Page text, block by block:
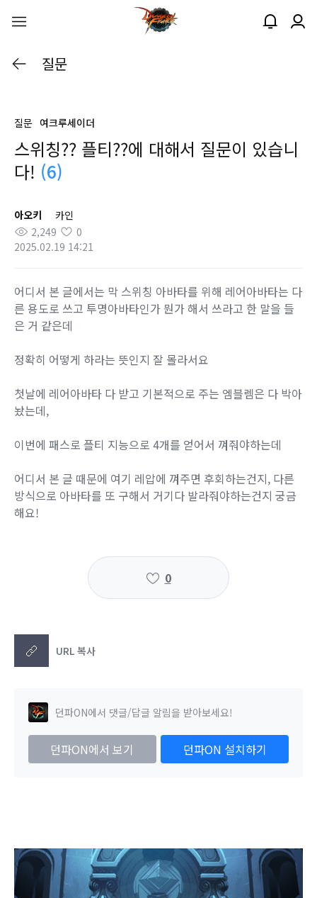
질문
질문 여크루세이더
스위칭?? 플티??에 대해서 질문이 있습니
다! (6)
아오키
카인
2,249
0
2025.02.19 14:21
어디서 본 글에서는 막 스위칭 아바타를 위해 레어아바타는 다
른 용도로 쓰고 투명아바타인가 뭔가 해서 쓰라고 한 말을 들
은 거 같은데
정확히 어떻게 하라는 뜻인지 잘 몰라서요
첫날에 레어아바타 다 받고 기본적으로 주는 엠블렘은 다 박아
놨는데,
이번에 패스로 플티 지능으로 4개를 얻어서 껴줘야하는데
어디서 본 글 때문에 여기 레압에 껴주면 후회하는건지, 다른
방식으로 아바타를 또 구해서 거기다 발라줘야하는건지 궁금
해요!
0
URL 복사
던파ON에서 댓글/답글 알림을 받아보세요!
던파ON에서 보기 던파ON 설치하기